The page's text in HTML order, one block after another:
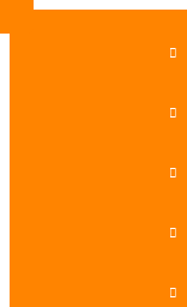




